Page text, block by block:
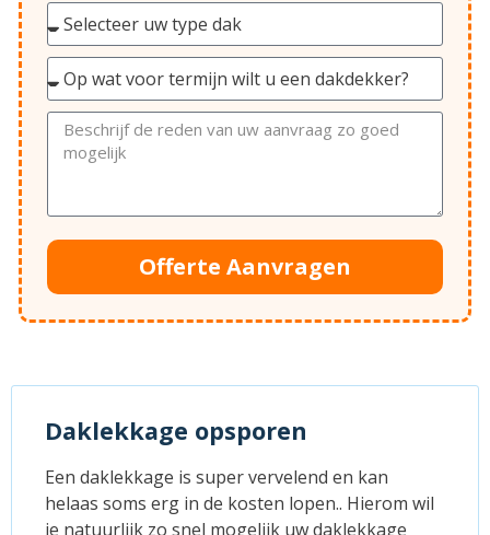
Offerte Aanvragen
Daklekkage opsporen
Een daklekkage is super vervelend en kan
helaas soms erg in de kosten lopen.. Hierom wil
je natuurlijk zo snel mogelijk uw daklekkage